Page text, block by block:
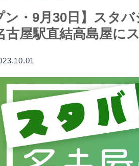
ン・9月30日】スタ
屋駅直結高島屋に